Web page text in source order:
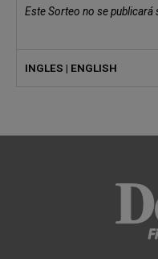
Este Sorteo no se publicará
INGLES | ENGLISH